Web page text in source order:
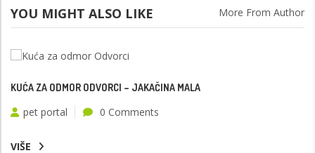
YOU MIGHT ALSO LIKE More From Author
KUĆA ZA ODMOR ODVORCI – JAKAČINA MALA
pet portal 0 Comments
VIŠE